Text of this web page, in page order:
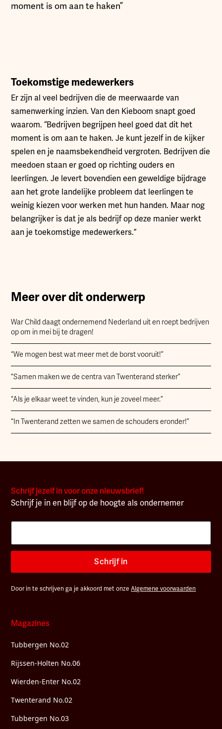
moment is om aan te haken”
Toekomstige medewerkers
Er zijn al veel bedrijven die de meerwaarde van
samenwerking inzien. Van den Kieboom snapt goed
waarom. “Bedrijven begrijpen heel goed dat dit het
moment is om aan te haken. Je kunt jezelf in de kijker
spelen en je naamsbekendheid vergroten. Bedrijven die
meedoen staan er goed op richting ouders en
leerlingen. Je levert bovendien een geweldige bijdrage
aan het grote landelijke probleem dat leerlingen te
weinig kiezen voor werken met hun handen. Maar nog
belangrijker is dat je als bedrijf op deze manier werkt
aan je toekomstige medewerkers.”
Meer over dit onderwerp
War Child daagt ondernemend Nederland uit en roept bedrijven
op om in mei bij te dragen!
“We mogen best wat meer met de borst vooruit!”
“Samen maken we de centra van Twenterand sterker”
“Als je elkaar weet te vinden, kun je zoveel meer.”
“In Twenterand zetten we samen de schouders eronder!”
Schrijf jezelf in voor onze nieuwsbrief!
Schrijf je in en blijf op de hoogte als ondernemer
Schrijf in
Door in te schrijven ga je akkoord met onzeAlgemene voorwaarden
Magazines
Tubbergen No.02
Rijssen-Holten No.06
Wierden-Enter No.02
Twenterand No.02
Tubbergen No.03